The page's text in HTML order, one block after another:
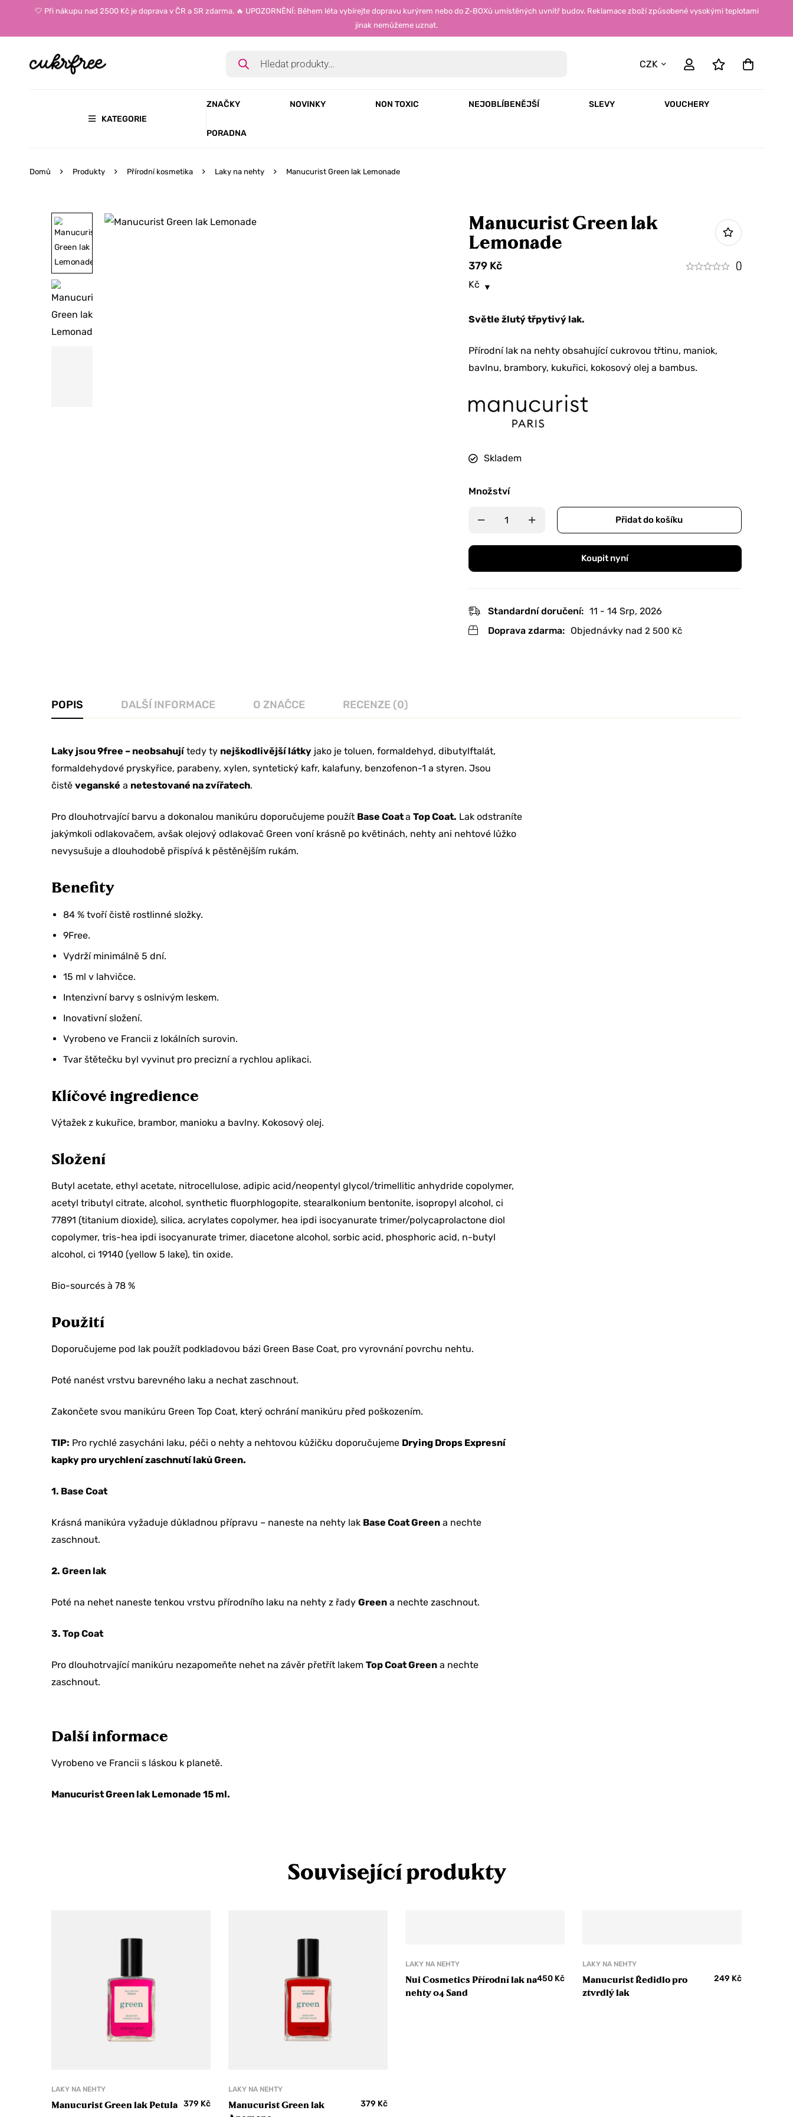
🤍 Při nákupu nad 2500 Kč je doprava v ČR a SR zdarma. 🔥 UPOZORNĚNÍ: Během léta vybírejte dopravu kurýrem nebo do Z-BOXů umístěných uvnitř budov. Reklamace zboží způsobené vysokými teplotami
jinak nemůžeme uznat.
CZK
KATEGORIE
ZNAČKY NOVINKY NON TOXIC NEJOBLÍBENĚJŠÍ SLEVY VOUCHERY
PORADNA
Domů Produkty Přírodní kosmetika Laky na nehty Manucurist Green lak Lemonade
Manucurist Green lak
Lemonade
379 Kč
()
Kč
Světle žlutý třpytivý lak.
Přírodní lak na nehty obsahující cukrovou třtinu, maniok,
bavlnu, brambory, kukuřici, kokosový olej a bambus.
Skladem
Množství
Přidat do košíku
Koupit nyní
Standardní doručení: 11 - 14 Srp, 2026
Doprava zdarma: Objednávky nad 2 500 Kč
POPIS DALŠÍ INFORMACE O ZNAČCE RECENZE (0)
Laky jsou 9free – neobsahujítedy ty nejškodlivější látky jako je toluen, formaldehyd, dibutylftalát,
formaldehydové pryskyřice, parabeny, xylen, syntetický kafr, kalafuny, benzofenon-1 a styren. Jsou
čistě veganské a netestované na zvířatech.
Pro dlouhotrvající barvu a dokonalou manikúru doporučujeme použít Base Coata Top Coat. Lak odstraníte
jakýmkoli odlakovačem, avšak olejový odlakovač Green voní krásně po květinách, nehty ani nehtové lůžko
nevysušuje a dlouhodobě přispívá k pěstěnějším rukám.
Benefity
84 % tvoří čistě rostlinné složky.
9Free.
Vydrží minimálně 5 dní.
15 ml v lahvičce.
Intenzivní barvy s oslnivým leskem.
Inovativní složení.
Vyrobeno ve Francii z lokálních surovin.
Tvar štětečku byl vyvinut pro precizní a rychlou aplikaci.
Klíčové ingredience
Výtažek z kukuřice, brambor, manioku a bavlny. Kokosový olej.
Složení
Butyl acetate, ethyl acetate, nitrocellulose, adipic acid/neopentyl glycol/trimellitic anhydride copolymer,
acetyl tributyl citrate, alcohol, synthetic fluorphlogopite, stearalkonium bentonite, isopropyl alcohol, ci
77891 (titanium dioxide), silica, acrylates copolymer, hea ipdi isocyanurate trimer/polycaprolactone diol
copolymer, tris-hea ipdi isocyanurate trimer, diacetone alcohol, sorbic acid, phosphoric acid, n-butyl
alcohol, ci 19140 (yellow 5 lake), tin oxide.
Bio-sourcés à 78 %
Použití
Doporučujeme pod lak použít podkladovou bázi Green Base Coat, pro vyrovnání povrchu nehtu.
Poté nanést vrstvu barevného laku a nechat zaschnout.
Zakončete svou manikúru Green Top Coat, který ochrání manikúru před poškozením.
TIP: Pro rychlé zasycháni laku, péči o nehty a nehtovou kůžičku doporučujeme Drying Drops Expresní
kapky pro urychlení zaschnutí laků Green.
1. Base Coat
Krásná manikúra vyžaduje důkladnou přípravu – naneste na nehty lak Base Coat Green a nechte
zaschnout.
2. Green lak
Poté na nehet naneste tenkou vrstvu přírodního laku na nehty z řady Green a nechte zaschnout.
3. Top Coat
Pro dlouhotrvající manikúru nezapomeňte nehet na závěr přetřít lakem Top Coat Green a nechte
zaschnout.
Další informace
Vyrobeno ve Francii s láskou k planetě.
Manucurist Green lak Lemonade 15 ml.
Související produkty
LAKY NA NEHTY
Manucurist Green lak Petula 379 Kč
LAKY NA NEHTY
Manucurist Green lak
379 Kč
LAKY NA NEHTY
Nui Cosmetics Přírodní lak na
nehty 04 Sand
450 Kč
LAKY NA NEHTY
Manucurist Ředidlo pro
ztvrdlý lak
249 Kč
Chcete slevu 10 %
na svoji objednávku?